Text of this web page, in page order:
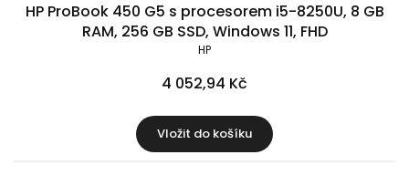
HP ProBook 450 G5 s procesorem i5-8250U, 8 GB
RAM, 256 GB SSD, Windows 11, FHD
HP
4 052,94 Kč
Vložit do košíku